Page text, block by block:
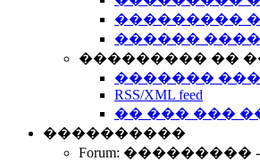
���������
������
��������� ��
�������
RSS/XML feed
�� ��� ���
����������
Forum: